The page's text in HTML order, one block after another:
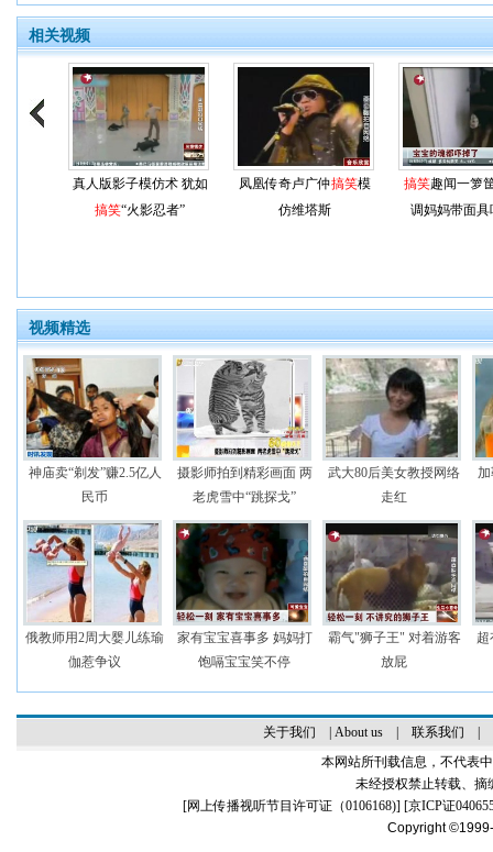
相关视频
真人版影子模仿术 犹如
搞笑“火影忍者”
凤凰传奇卢广仲搞笑模
仿维塔斯
搞笑趣闻一箩
调妈妈带面具
视频精选
神庙卖“剃发”赚2.5亿人
民币
摄影师拍到精彩画面 两
老虎雪中“跳探戈”
武大80后美女教授网络
走红
俄教师用2周大婴儿练瑜
伽惹争议
家有宝宝喜事多 妈妈打
饱嗝宝宝笑不停
霸气"狮子王" 对着游客
放屁
超
关于我们 About us| 联系我们
本网站所刊载信息，不代表
未经授权禁止转载、摘
[网上传播视听节目许可证（0106168)] [京ICP证
Copyright